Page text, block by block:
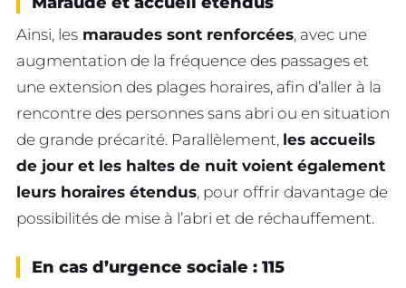
Ainsi, les maraudes sont renforcées, avec une
augmentation de la fréquence des passages et
une extension des plages horaires, afin d’aller à la
rencontre des personnes sans abri ou en situation
de grande précarité. Parallèlement, les accueils
de jour et les haltes de nuit voient également
leurs horaires étendus, pour offrir davantage de
possibilités de mise à l’abri et de réchauffement.
En cas d’urgence sociale : 115